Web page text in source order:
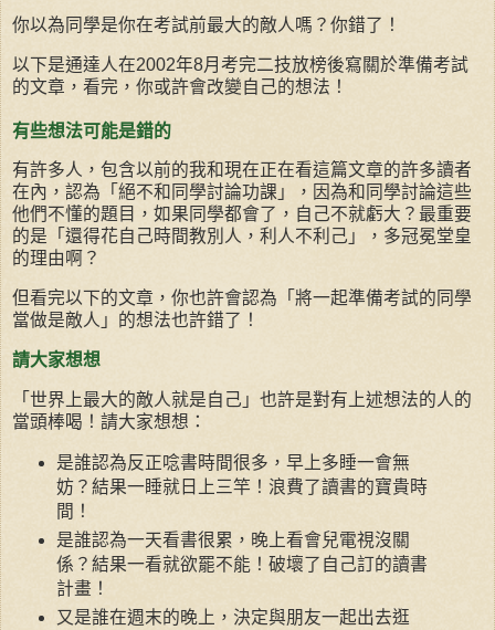
你以為同學是你在考試前最大的敵人嗎？你錯了！
以下是通達人在2002年8月考完二技放榜後寫關於準備考試
的文章，看完，你或許會改變自己的想法！
有些想法可能是錯的
有許多人，包含以前的我和現在正在看這篇文章的許多讀者
在內，認為「絕不和同學討論功課」，因為和同學討論這些
他們不懂的題目，如果同學都會了，自己不就虧大？最重要
的是「還得花自己時間教別人，利人不利己」，多冠冕堂皇
的理由啊？
但看完以下的文章，你也許會認為「將一起準備考試的同學
當做是敵人」的想法也許錯了！
請大家想想
「世界上最大的敵人就是自己」也許是對有上述想法的人的
當頭棒喝！請大家想想：
是誰認為反正唸書時間很多，早上多睡一會無
妨？結果一睡就日上三竿！浪費了讀書的寶貴時
間！
是誰認為一天看書很累，晚上看會兒電視沒關
係？結果一看就欲罷不能！破壞了自己訂的讀書
計畫！
又是誰在週末的晚上，決定與朋友一起出去逛